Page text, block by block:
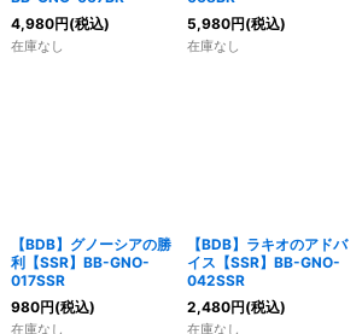
4,980円(税込)
在庫なし
5,980円(税込)
在庫なし
【BDB】グノーシアの勝
利【SSR】BB-GNO-
017SSR
980円(税込)
在庫なし
【BDB】ラキオのアドバ
イス【SSR】BB-GNO-
042SSR
2,480円(税込)
在庫なし